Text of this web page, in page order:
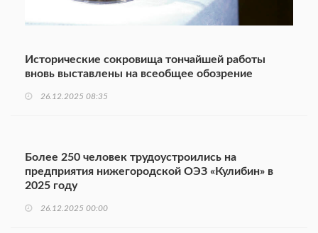
Исторические сокровища тончайшей работы
вновь выставлены на всеобщее обозрение
26.12.2025 08:35
Более 250 человек трудоустроились на
предприятия нижегородской ОЭЗ «Кулибин» в
2025 году
26.12.2025 00:00